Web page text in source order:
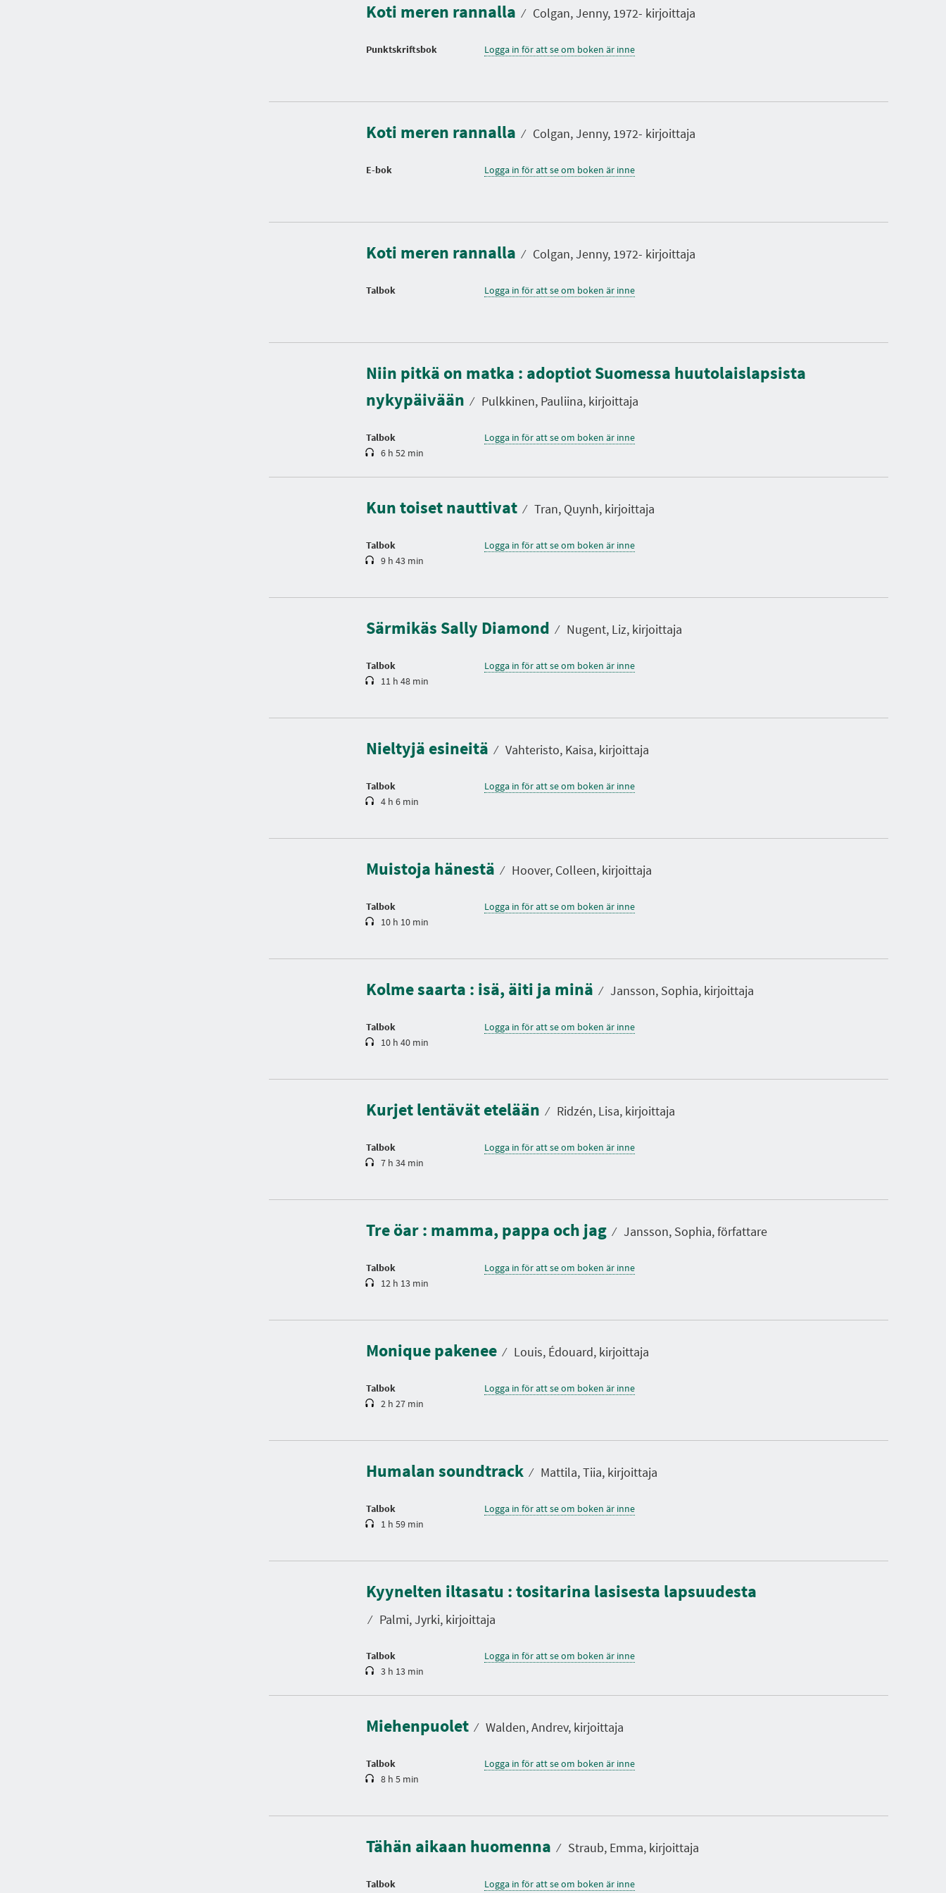
Koti meren rannalla ⁄ Colgan, Jenny, 1972- kirjoittaja
Punktskriftsbok Logga in för att se om boken är inne
Koti meren rannalla ⁄ Colgan, Jenny, 1972- kirjoittaja
E-bok Logga in för att se om boken är inne
Koti meren rannalla ⁄ Colgan, Jenny, 1972- kirjoittaja
Talbok Logga in för att se om boken är inne
Niin pitkä on matka : adoptiot Suomessa huutolaislapsista
nykypäivään ⁄ Pulkkinen, Pauliina, kirjoittaja
Talbok
S
e
l
t
i
6 h 52 min
Logga in för att se om boken är inne
Kun toiset nauttivat ⁄ Tran, Quynh, kirjoittaja
Talbok
S
e
t
i
9 h 43 min
Logga in för att se om boken är inne
Särmikäs Sally Diamond ⁄ Nugent, Liz, kirjoittaja
Talbok
e
t
i
11 h 48 min
Logga in för att se om boken är inne
Nieltyjä esineitä ⁄ Vahteristo, Kaisa, kirjoittaja
Talbok
e
t
i
4 h 6 min
Logga in för att se om boken är inne
Muistoja hänestä ⁄ Hoover, Colleen, kirjoittaja
Talbok
e
t
i
10 h 10 min
Logga in för att se om boken är inne
Kolme saarta : isä, äiti ja minä ⁄ Jansson, Sophia, kirjoittaja
Talbok
e
t
i
10 h 40 min
Logga in för att se om boken är inne
Kurjet lentävät etelään ⁄ Ridzén, Lisa, kirjoittaja
Talbok
e
t
i
7 h 34 min
Logga in för att se om boken är inne
Tre öar : mamma, pappa och jag ⁄ Jansson, Sophia, författare
Talbok
e
t
i
12 h 13 min
Logga in för att se om boken är inne
Monique pakenee ⁄ Louis, Édouard, kirjoittaja
Talbok
e
t
i
2 h 27 min
Logga in för att se om boken är inne
Humalan soundtrack ⁄ Mattila, Tiia, kirjoittaja
Talbok
e
t
i
1 h 59 min
Logga in för att se om boken är inne
Kyynelten iltasatu : tositarina lasisesta lapsuudesta
⁄ Palmi, Jyrki, kirjoittaja
Talbok
S
e
l
t
i
3 h 13 min
Logga in för att se om boken är inne
Miehenpuolet ⁄ Walden, Andrev, kirjoittaja
Talbok
S
e
t
i
8 h 5 min
Logga in för att se om boken är inne
Tähän aikaan huomenna ⁄ Straub, Emma, kirjoittaja
Talbok
e
t
i
Logga in för att se om boken är inne